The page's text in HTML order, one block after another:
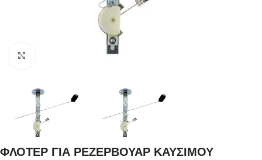
ΦΛΟΤΕΡ ΓΙΑ ΡΕΖΕΡΒΟΥΑΡ ΚΑΥΣΙΜΟΥ